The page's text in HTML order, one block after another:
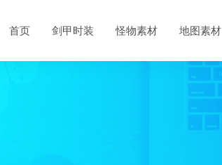
首页 剑甲时装 怪物素材 地图素材